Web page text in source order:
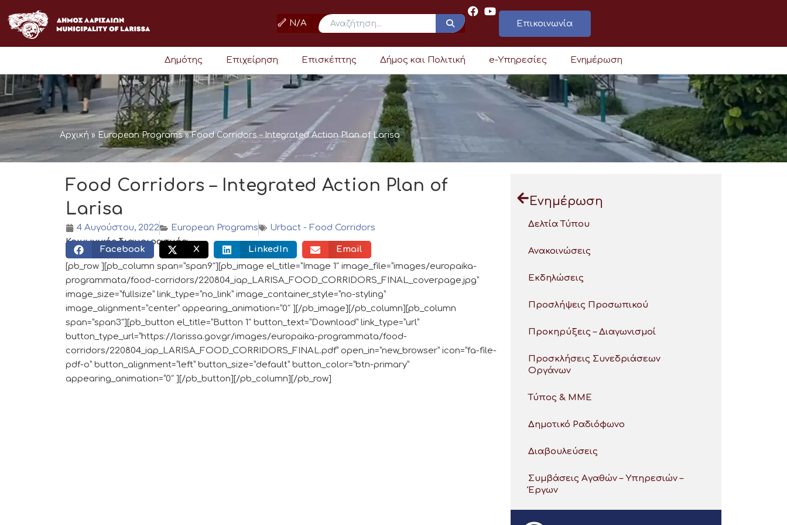
στο
περιεχόμενο
N/A Επικοινωνία
Δημότης Επιχείρηση Επισκέπτης Δήμος και Πολιτική e-Υπηρεσίες Ενημέρωση
Αρχική » European Programs»Food Corridors – Integrated Action Plan of Larisa
Food Corridors – Integrated Action Plan of
Larisa
4 Αυγούστου, 2022 European Programs
Urbact - Food Corridors
Κοινωνικός διαμοιρασμός:
Facebook X LinkedIn
Email
[pb_row ][pb_column span=”span9″][pb_image el_title=”Image 1″ image_file=”images/europaika-
programmata/food-corridors/220804_iap_LARISA_FOOD_CORRIDORS_FINAL_coverpage.jpg”
image_size=”fullsize” link_type=”no_link” image_container_style=”no-styling”
image_alignment=”center” appearing_animation=”0″ ][/pb_image][/pb_column][pb_column
span=”span3″][pb_button el_title=”Button 1″ button_text=”Download” link_type=”url”
button_type_url=”https://larissa.gov.gr/images/europaika-programmata/food-
corridors/220804_iap_LARISA_FOOD_CORRIDORS_FINAL.pdf” open_in=”new_browser” icon=”fa-file-
pdf-o” button_alignment=”left” button_size=”default” button_color=”btn-primary”
appearing_animation=”0″ ][/pb_button][/pb_column][/pb_row]
Ενημέρωση
Δελτία Τύπου
Ανακοινώσεις
Εκδηλώσεις
Προσλήψεις Προσωπικού
Προκηρύξεις – Διαγωνισμοί
Προσκλήσεις Συνεδριάσεων
Οργάνων
Τύπος & ΜΜΕ
Δημοτικό Ραδιόφωνο
Διαβουλεύσεις
Συμβάσεις Αγαθών – Υπηρεσιών –
Έργων